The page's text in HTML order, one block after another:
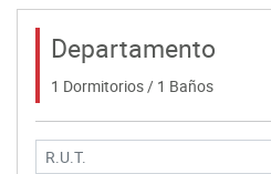
Departamento
1 Dormitorios / 1 Baños